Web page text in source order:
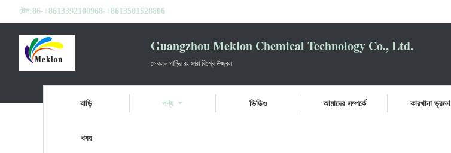
টেল:86-+8613392100968-+8613501528806
Guangzhou Meklon Chemical Technology Co., Ltd.
মেকলন গাড়ির রং সারা বিশ্বে উজ্জ্বল
বাড়ি পণ্য ভিডিও আমাদের সম্পর্কে কারখানা ভ্রমণ
খবর